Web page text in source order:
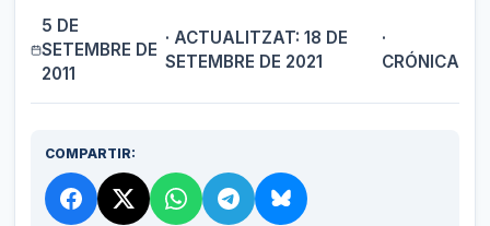
5 DE
SETEMBRE DE
2011
· ACTUALITZAT: 18 DE
SETEMBRE DE 2021
·
CRÓNICA
COMPARTIR: